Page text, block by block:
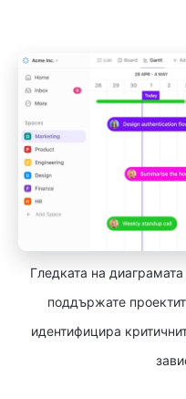
Гледката на диаграмата
поддържате
идентифицира